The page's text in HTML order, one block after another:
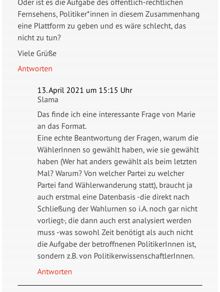
Fernsehens, Politiker*innen in diesem Zusammenhang
eine Plattform zu geben und es wäre schlecht, das
nicht zu tun?
Viele Grüße
Antworten
13. April 2021 um 15:15 Uhr
Slama
Das finde ich eine interessante Frage von Marie
an das Format.
Eine echte Beantwortung der Fragen, warum die
WählerInnen so gewählt haben, wie sie gewählt
haben (Wer hat anders gewählt als beim letzten
Mal? Warum? Von welcher Partei zu welcher
Partei fand Wählerwanderung statt), braucht ja
auch erstmal eine Datenbasis -die direkt nach
Schließung der Wahlurnen so i.A. noch gar nicht
vorliegt-, die dann auch erst analysiert werden
muss -was sowohl Zeit benötigt als auch nicht
die Aufgabe der betroffnenen PolitikerInnen ist,
sondern z.B. von PolitikerwissenschaftlerInnen.
Antworten